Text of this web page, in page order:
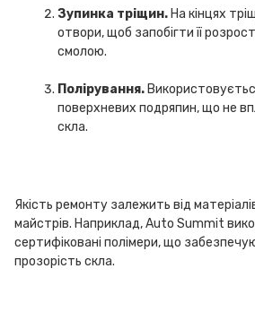
Зупинка тріщин. На кінцях
отвори, щоб запобігти її
смолою.
Полірування.
поверхневих подряпин, що не
скла.
Якість ремонту залежить від матеріалів
майстрів. Наприклад, Auto Summit
сертифіковані полімери, що
прозорість скла.